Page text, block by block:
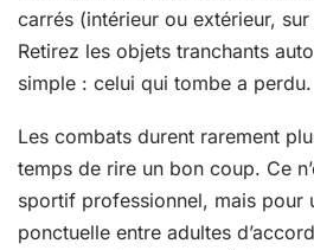
carrés (intérieur ou extérieur,
Retirez les objets tranchants
simple : celui qui tombe a perdu.
Les combats durent rarement
temps de rire un bon coup. Ce
sportif professionnel, mais pour
ponctuelle entre adultes